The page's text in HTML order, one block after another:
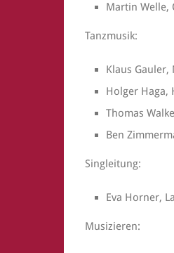
Martin Welle,
Tanzmusik:
Klaus
Holger Haga,
Thomas
Ben
Singleitung:
Eva Horner,
Musizieren: